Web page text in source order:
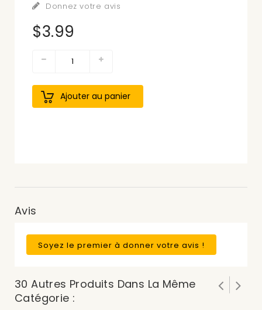
Donnez votre avis
$3.99
Ajouter au panier
Avis
Soyez le premier à donner votre avis !
30 Autres Produits Dans La Même
Catégorie :